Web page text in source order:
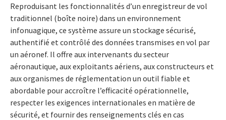
Reproduisant les fonctionnalités d’un enregistreur de vol
traditionnel (boîte noire) dans un environnement
infonuagique, ce système assure un stockage sécurisé,
authentifié et contrôlé des données transmises en vol par
un aéronef. Il offre aux intervenants du secteur
aéronautique, aux exploitants aériens, aux constructeurs et
aux organismes de réglementation un outil fiable et
abordable pour accroître l’efficacité opérationnelle,
respecter les exigences internationales en matière de
sécurité, et fournir des renseignements clés en cas